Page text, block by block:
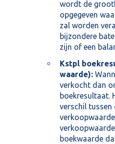
wordt de
opgegeven
zal worden
bijzondere
zijn of een
Kstpl
waarde):
verkocht dan
boekresultaat.
verschil tussen
boekwaarde